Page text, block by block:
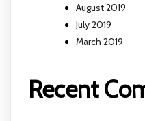
August 2019
July 2019
March 2019
Recent